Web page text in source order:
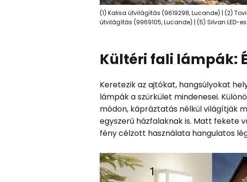
(1) Kalisa útvilágítás (9619298, Lucande) | (2)
útvilágítás (9969105, Lucande) | (5) Silvan LED-
Kültéri fali lámpák:
Keretezik az ajtókat, hangsúlyokat
lámpák a szürkület mindenesei.
módon, kápráztatás nélkül világítják
egyszerű házfalaknak is. Matt fekete
fény célzott használata hangulatos